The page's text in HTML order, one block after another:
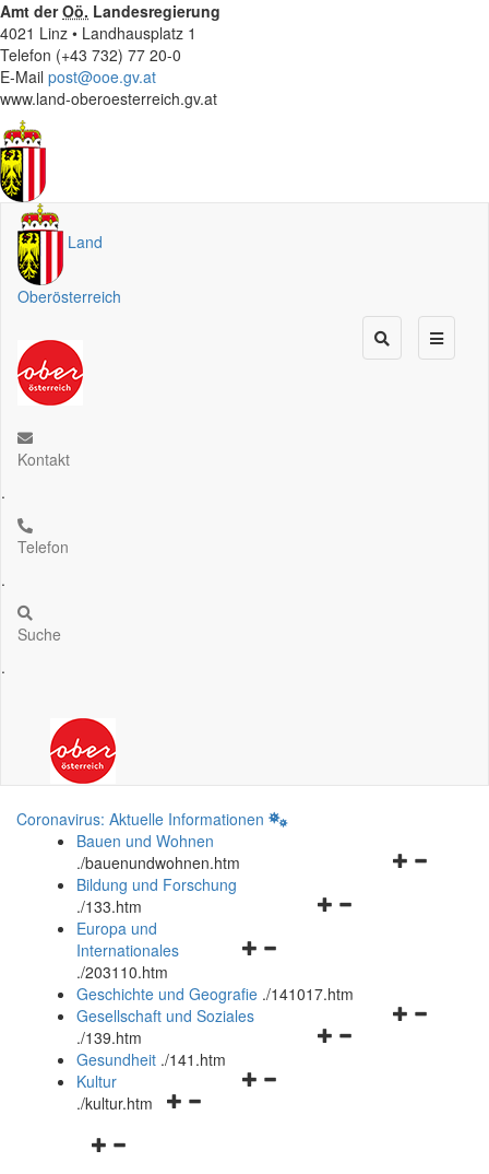
Amt derOö. Landesregierung
4021 Linz • Landhausplatz 1
Telefon (+43 732) 77 20-0
E-Mail post@ooe.gv.at
www.land-oberoesterreich.gv.at
Land
Oberösterreich
Kontakt
.
Telefon
.
Suche
.
Coronavirus: Aktuelle Informationen
Bauen und Wohnen
./bauenundwohnen.htm
Navigationsmenü
Bildung und Forschung
./133.htm
Navigationsmenü
und
schließen
Europa und
Internationales
./203110.htm
Geschichte und Geografie ./141017.htm
Navigationsmenü
Gesellschaft und Soziales
./139.htm
Navigationsmenü
Gesundheit ./141.htm
Navigationsmenü
Kultur
./kultur.htm
Navigationsmenü